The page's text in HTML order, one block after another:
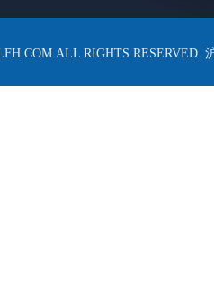
ALL RIGHTS RESERVED.